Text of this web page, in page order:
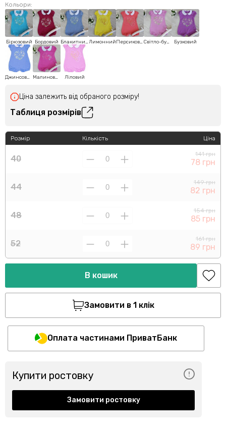
Кольори:
Бірюзовий Бордовий БлакитнийЛимонний Персиковий Світло-бузковий Бузковий
Джинсовий Малиновий Ліловий
Ціна залежить від обраного розміру!
Таблиця розмірів
Розмір
40
44
48
52
Кількість Ціна
141 грн
78 грн
149 грн
82 грн
154 грн
85 грн
161 грн
89 грн
В кошик
Замовити в 1 клік
Оплата частинами ПриватБанк
Купити ростовку
Замовити ростовку